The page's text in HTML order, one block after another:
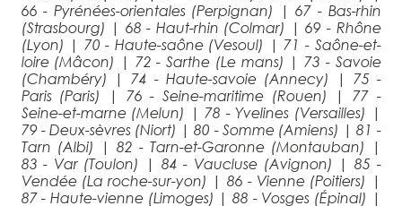
66 - Pyrénées-orientales (Perpignan)
|67 - Bas-rhin
(Strasbourg) | 68 - Haut-rhin (Colmar) |69 - Rhône
(Lyon) | 70 - Haute-saône (Vesoul) | 71 - Saône-et-
loire (Mâcon)
| 72 - Sarthe (Le mans) | 73 - Savoie
(Chambéry)
| 74 - Haute-savoie (Annecy) | 75 -
Paris (Paris)
| 76 - Seine-maritime (Rouen) | 77 -
Seine-et-marne (Melun)
| 78 - Yvelines (Versailles)
|
79 - Deux-sèvres (Niort) |80 - Somme (Amiens) |81 -
Tarn (Albi)
| 82 - Tarn-et-Garonne (Montauban)
|
83 - Var (Toulon)
| 84 - Vaucluse (Avignon) | 85 -
Vendée (La roche-sur-yon) | 86 - Vienne (Poitiers)
|
87 - Haute-vienne (Limoges) | 88 - Vosges (Épinal) |